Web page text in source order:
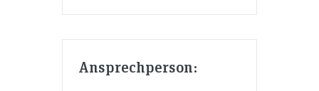
Ansprechperson: